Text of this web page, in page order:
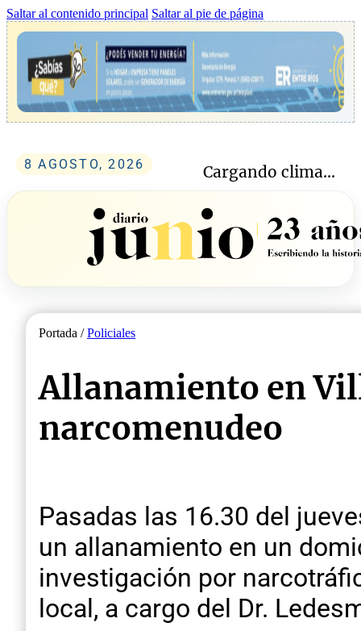
Saltar al contenido principal Saltar al pie de página
8 AGOSTO, 2026 Cargando clima...
Portada /Policiales
Allanamiento en
narcomenudeo
Pasadas las 16.30 del
un allanamiento en un
investigación por
local, a cargo del Dr.